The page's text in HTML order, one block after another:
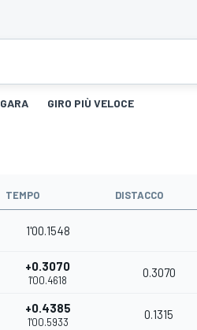
GARA GIRO PIÙ VELOCE
TEMPO DISTACCO
1'00.1548
+0.3070
1'00.4618
0.3070
+0.4385
1'00.5933
0.1315